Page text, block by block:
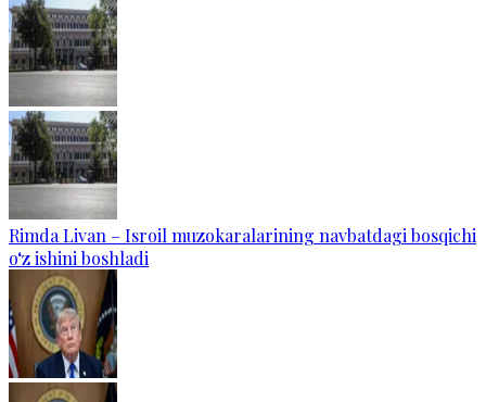
Rimda Livan – Isroil muzokaralarining navbatdagi bosqichi
o‘z ishini boshladi